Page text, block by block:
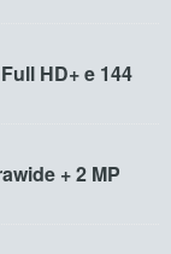
HD+ e 144
+ 2 MP